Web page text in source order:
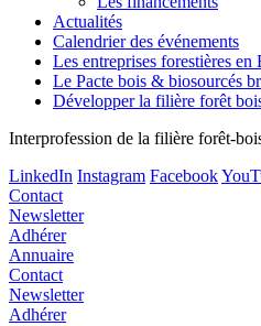
Actualités
Calendrier des événements
Les entreprises forestières en
Le Pacte bois & biosourcés
Développer la filière forêt
Interprofession de la filière forêt-
LinkedIn Instagram Facebook
Contact
Newsletter
Adhérer
Annuaire
Contact
Newsletter
Adhérer